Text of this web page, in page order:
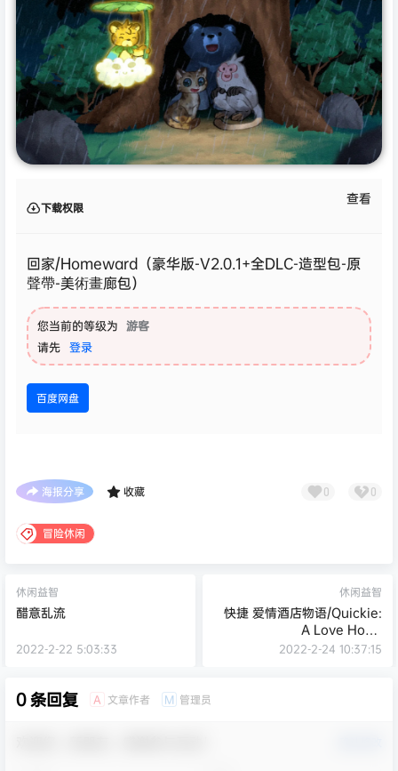
下载权限
查看
回家/Homeward（豪华版-V2.0.1+全DLC-造型包-原
聲帶-美術畫廊包）
您当前的等级为 游客
请先 登录
百度网盘
海报分享 收藏 0 0
冒险休闲
休闲益智
醋意乱流
2022-2-22 5:03:33
休闲益智
快捷 爱情酒店物语/Quickie:
A Love Hotel
Story（V.25.1-维多利亚-新故
2022-2-24 10:37:15
0 条回复 A 文章作者 M 管理员